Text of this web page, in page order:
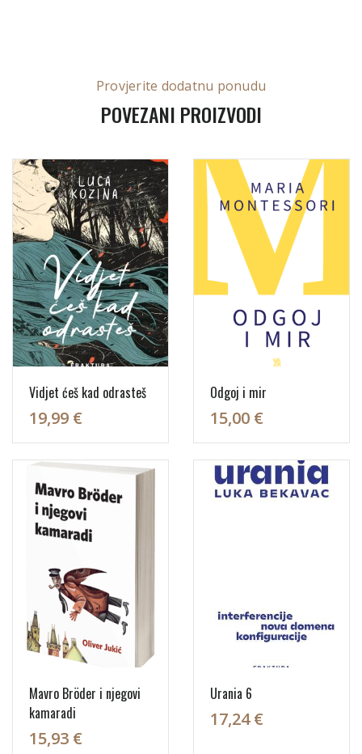
Provjerite dodatnu ponudu
POVEZANI PROIZVODI
Vidjet ćeš kad odrasteš
19,99 €
Odgoj i mir
15,00 €
Mavro Bröder i njegovi
kamaradi
15,93 €
Urania 6
17,24 €